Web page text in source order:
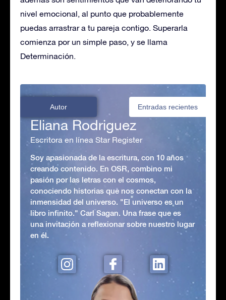
nivel emocional, al punto que probablemente
puedas arrastrar a tu pareja contigo. Superarla
comienza por un simple paso, y se llama
Determinación.
Autor Entradas recientes
Eliana Rodriguez
Escritora en línea Star Register
Soy apasionada de la escritura, con 10 años
creando contenido. En OSR, combino mi
pasión por las letras con el cosmos,
conociendo historias que nos conectan con la
inmensidad del universo. "El universo es un
libro infinito." Carl Sagan. Una frase que es
una invitación a reflexionar sobre nuestro lugar
en él.